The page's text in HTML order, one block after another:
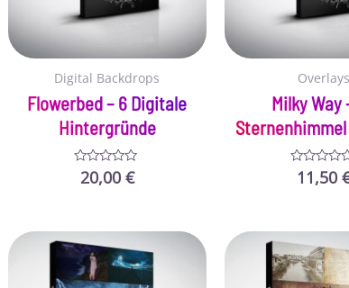
Digital Backdrops
Flowerbed – 6 Digitale
Hintergründe
Bewertet
mit
20,00 €
Overlays
Milky Way
Bewertet
mit
11,50